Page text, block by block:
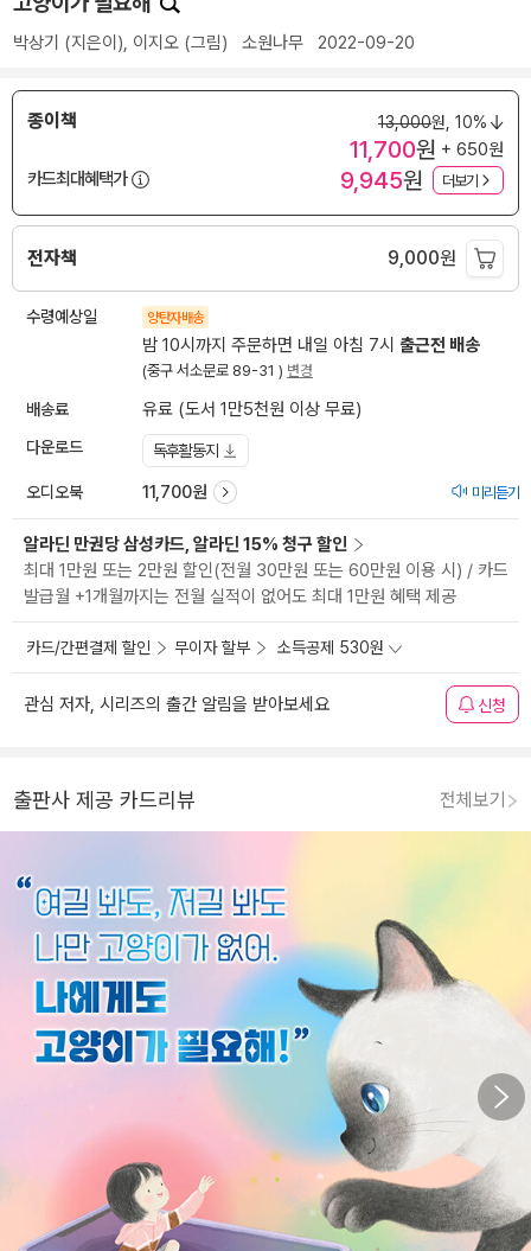
박상기 (지은이), 이지오 (그림) 소원나무 2022-09-20
종이책 13,000원, 10%
11,700원 + 650원
카드최대혜택가
9,945원 더보기
전자책 9,000원
수령예상일 양탄자배송
밤 10시까지 주문하면 내일 아침 7시 출근전 배송
(중구 서소문로 89-31 ) 변경
배송료 유료 (도서 1만5천원 이상 무료)
다운로드 독후활동지
오디오북 11,700원 미리듣기
알라딘 만권당 삼성카드, 알라딘 15% 청구 할인
최대 1만원 또는 2만원 할인(전월 30만원 또는 60만원 이용 시) / 카드
발급월 +1개월까지는 전월 실적이 없어도 최대 1만원 혜택 제공
카드/간편결제 할인 무이자 할부 소득공제 530원
관심 저자, 시리즈의 출간 알림을 받아보세요 신청
출판사 제공 카드리뷰 전체보기